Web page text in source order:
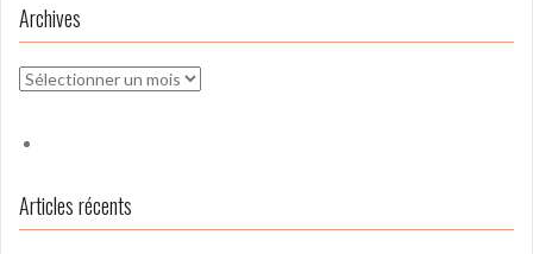
Archives
Archives
Articles récents